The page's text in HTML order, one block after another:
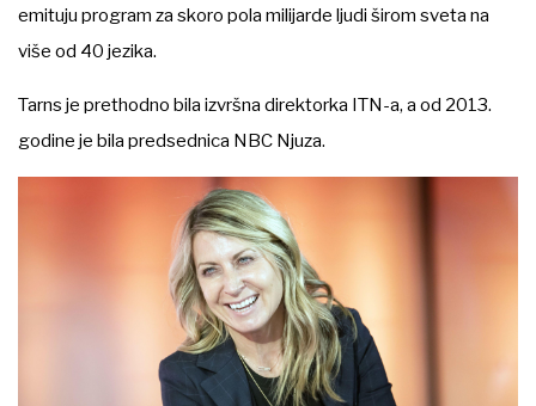
emituju program za skoro pola milijarde ljudi širom sveta na
više od 40 jezika.
Tarns je prethodno bila izvršna direktorka ITN-a, a od 2013.
godine je bila predsednica NBC Njuza.